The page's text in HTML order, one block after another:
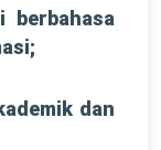
berbahasa
dan